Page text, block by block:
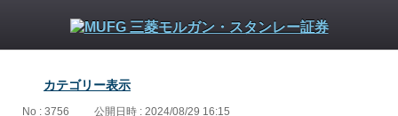
カテゴリー表示
No : 3756 公開日時 : 2024/08/29 16:15